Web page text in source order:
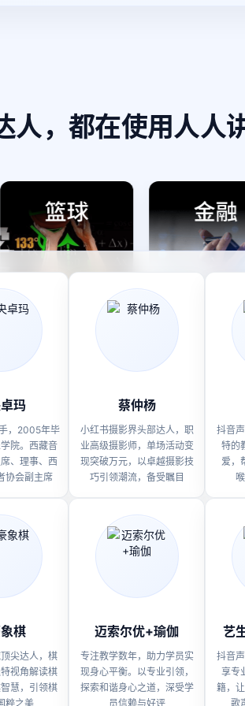
人，都在使用人人
玛
，2005年毕
院。西藏音
、理事、西
协会副主席
蔡仲杨
小红书摄影界头部达人，职
业高级摄影师，单场活动变
现突破万元，以卓越摄影技
巧引领潮流，备受瞩目
抖音
特的
爱，
棋
尖达人，棋
视角解读棋
慧，引领棋
粹之美
迈索尔优+瑜伽
专注教学数年，助力学员实
现身心平衡。以专业引领，
探索和谐身心之道，深受学
员信赖与好评
艺
抖音
享专
籍，
歌